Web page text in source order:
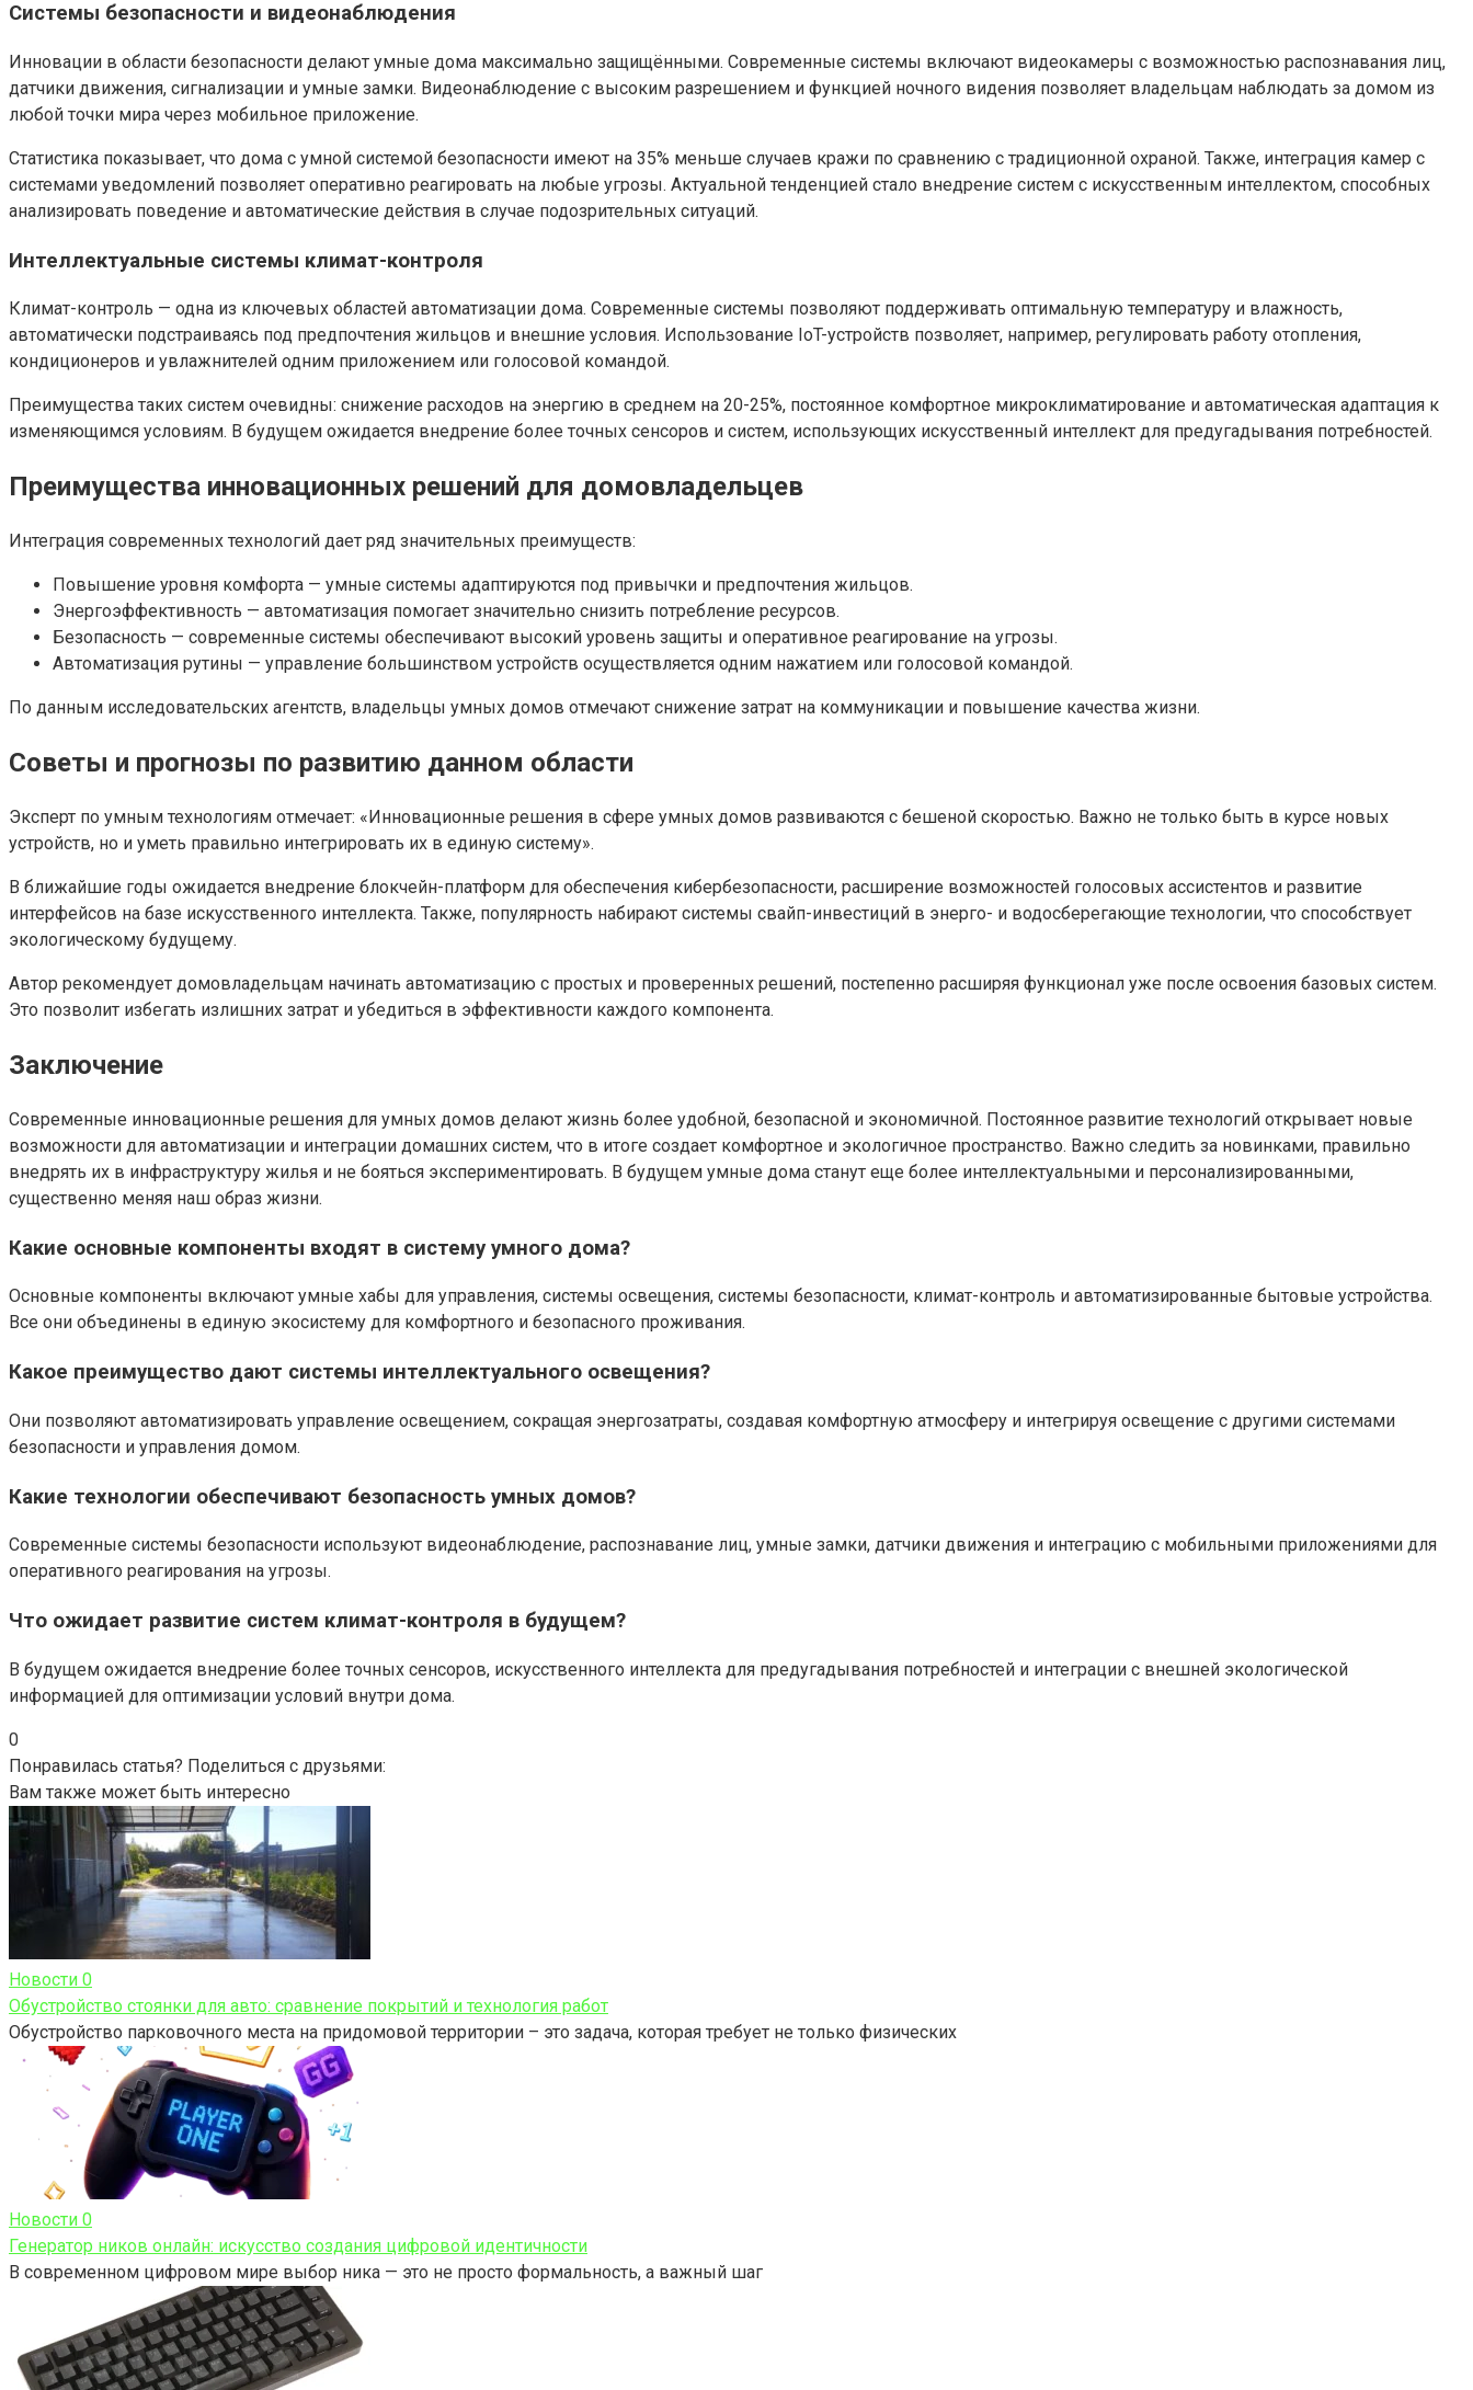
Системы безопасности и видеонаблюдения
Инновации в области безопасности делают умные дома максимально защищёнными. Современные системы включают видеокамеры с возможностью распознавания лиц,
датчики движения, сигнализации и умные замки. Видеонаблюдение с высоким разрешением и функцией ночного видения позволяет владельцам наблюдать за домом из
любой точки мира через мобильное приложение.
Статистика показывает, что дома с умной системой безопасности имеют на 35% меньше случаев кражи по сравнению с традиционной охраной. Также, интеграция камер с
системами уведомлений позволяет оперативно реагировать на любые угрозы. Актуальной тенденцией стало внедрение систем с искусственным интеллектом, способных
анализировать поведение и автоматические действия в случае подозрительных ситуаций.
Интеллектуальные системы климат-контроля
Климат-контроль — одна из ключевых областей автоматизации дома. Современные системы позволяют поддерживать оптимальную температуру и влажность,
автоматически подстраиваясь под предпочтения жильцов и внешние условия. Использование IoT-устройств позволяет, например, регулировать работу отопления,
кондиционеров и увлажнителей одним приложением или голосовой командой.
Преимущества таких систем очевидны: снижение расходов на энергию в среднем на 20-25%, постоянное комфортное микроклиматирование и автоматическая адаптация к
изменяющимся условиям. В будущем ожидается внедрение более точных сенсоров и систем, использующих искусственный интеллект для предугадывания потребностей.
Преимущества инновационных решений для домовладельцев
Интеграция современных технологий дает ряд значительных преимуществ:
Повышение уровня комфорта — умные системы адаптируются под привычки и предпочтения жильцов.
Энергоэффективность — автоматизация помогает значительно снизить потребление ресурсов.
Безопасность — современные системы обеспечивают высокий уровень защиты и оперативное реагирование на угрозы.
Автоматизация рутины — управление большинством устройств осуществляется одним нажатием или голосовой командой.
По данным исследовательских агентств, владельцы умных домов отмечают снижение затрат на коммуникации и повышение качества жизни.
Советы и прогнозы по развитию данном области
Эксперт по умным технологиям отмечает: «Инновационные решения в сфере умных домов развиваются с бешеной скоростью. Важно не только быть в курсе новых
устройств, но и уметь правильно интегрировать их в единую систему».
В ближайшие годы ожидается внедрение блокчейн-платформ для обеспечения кибербезопасности, расширение возможностей голосовых ассистентов и развитие
интерфейсов на базе искусственного интеллекта. Также, популярность набирают системы свайп-инвестиций в энерго- и водосберегающие технологии, что способствует
экологическому будущему.
Автор рекомендует домовладельцам начинать автоматизацию с простых и проверенных решений, постепенно расширяя функционал уже после освоения базовых систем.
Это позволит избегать излишних затрат и убедиться в эффективности каждого компонента.
Заключение
Современные инновационные решения для умных домов делают жизнь более удобной, безопасной и экономичной. Постоянное развитие технологий открывает новые
возможности для автоматизации и интеграции домашних систем, что в итоге создает комфортное и экологичное пространство. Важно следить за новинками, правильно
внедрять их в инфраструктуру жилья и не бояться экспериментировать. В будущем умные дома станут еще более интеллектуальными и персонализированными,
существенно меняя наш образ жизни.
Какие основные компоненты входят в систему умного дома?
Основные компоненты включают умные хабы для управления, системы освещения, системы безопасности, климат-контроль и автоматизированные бытовые устройства.
Все они объединены в единую экосистему для комфортного и безопасного проживания.
Какое преимущество дают системы интеллектуального освещения?
Они позволяют автоматизировать управление освещением, сокращая энергозатраты, создавая комфортную атмосферу и интегрируя освещение с другими системами
безопасности и управления домом.
Какие технологии обеспечивают безопасность умных домов?
Современные системы безопасности используют видеонаблюдение, распознавание лиц, умные замки, датчики движения и интеграцию с мобильными приложениями для
оперативного реагирования на угрозы.
Что ожидает развитие систем климат-контроля в будущем?
В будущем ожидается внедрение более точных сенсоров, искусственного интеллекта для предугадывания потребностей и интеграции с внешней экологической
информацией для оптимизации условий внутри дома.
0
Понравилась статья? Поделиться с друзьями:
Вам также может быть интересно
Новости 0
Обустройство стоянки для авто: сравнение покрытий и технология работ
Обустройство парковочного места на придомовой территории – это задача, которая требует не только физических
Новости 0
Генератор ников онлайн: искусство создания цифровой идентичности
В современном цифровом мире выбор ника — это не просто формальность, а важный шаг